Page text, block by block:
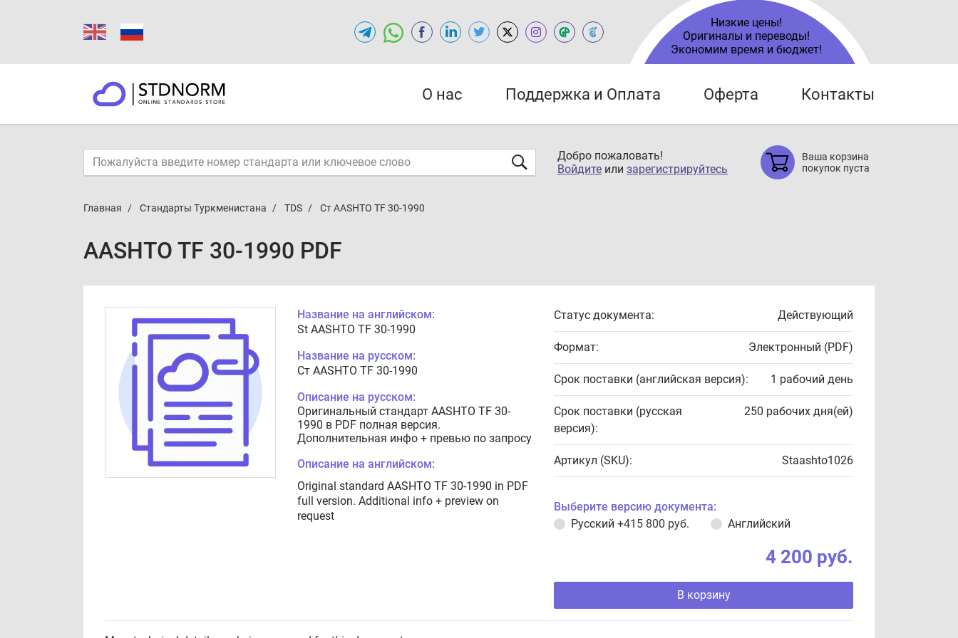
Низкие цены!
Оригиналы и переводы!
Экономим время и бюджет!
О нас Поддержка и Оплата Оферта Контакты
Добро пожаловать!
Войдите или зарегистрируйтесь
Ваша корзина
покупок пуста
Главная Стандарты Туркменистана TDS Cт AASHTO TF 30-1990
AASHTO TF 30-1990 PDF
Название на английском:
St AASHTO TF 30-1990
Название на русском:
Cт AASHTO TF 30-1990
Описание на русском:
Оригинальный стандарт AASHTO TF 30-
1990 в PDF полная версия.
Дополнительная инфо + превью по запросу
Описание на английском:
Original standard AASHTO TF 30-1990 in PDF
full version. Additional info + preview on
request
Статус документа: Действующий
Формат: Электронный (PDF)
Срок поставки (английская версия): 1 рабочий день
Срок поставки (русская
версия):
250 рабочих дня(ей)
Артикул (SKU): Staashto1026
Выберите версию документа:
Русский +415 800 руб. Английский
4 200 руб.
В корзину